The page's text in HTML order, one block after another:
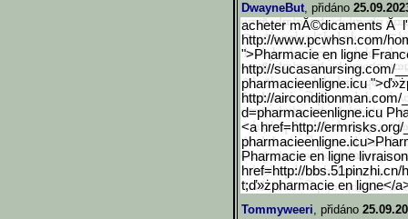
DwayneBut, přidáno
acheter mĂ©dicaments Ă
http://www.pcwhsn.com/
">Pharmacie en ligne
http://sucasanursing.com/
pharmacieenligne.icu
http://airconditionman.com/
d=pharmacieenligne.icu
<a href=http://ermrisks.org/
Pharmacie en ligne
href=http://bbs.51pinzhi.cn/
t;ď»żpharmacie en ligne</
Tommyweeri, přidáno